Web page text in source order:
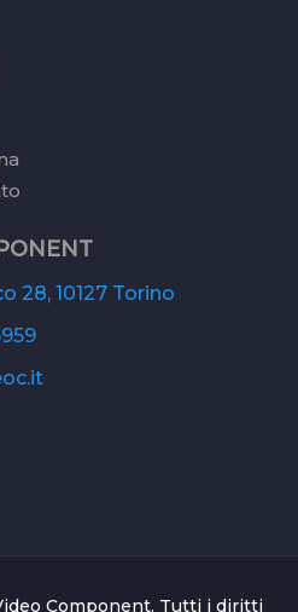
28, 10127 Torino
Component. Tutti i diritti